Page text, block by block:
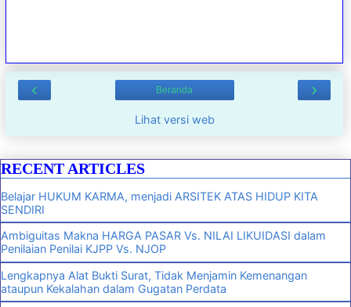
‹ ›
Beranda
Lihat versi web
RECENT ARTICLES
Belajar HUKUM KARMA, menjadi ARSITEK ATAS HIDUP KITA
SENDIRI
Ambiguitas Makna HARGA PASAR Vs. NILAI LIKUIDASI dalam
Penilaian Penilai KJPP Vs. NJOP
Lengkapnya Alat Bukti Surat, Tidak Menjamin Kemenangan
ataupun Kekalahan dalam Gugatan Perdata